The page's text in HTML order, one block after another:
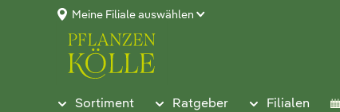
Meine Filiale auswählen
Sortiment Ratgeber Filialen